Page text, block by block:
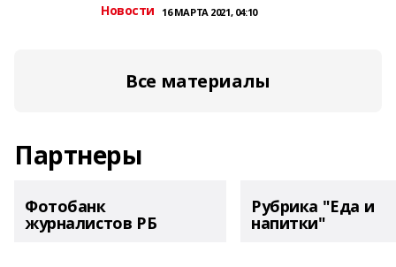
Новости 16 МАРТА 2021, 04:10
Все материалы
Партнеры
Фотобанк
журналистов РБ
Рубрика "Еда и
напитки"